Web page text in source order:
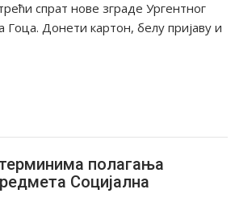
спрат нове зграде Ургентног
Гоца. Донети картон, белу пријаву и
полагања
Социјална